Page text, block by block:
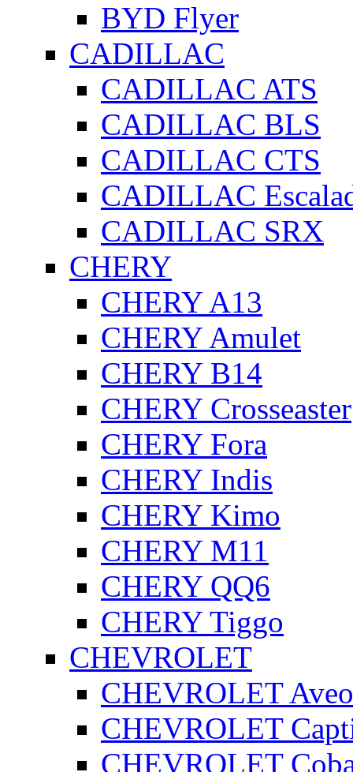
BYD Flyer
CADILLAC
CADILLAC ATS
CADILLAC BLS
CADILLAC CTS
CADILLAC
CADILLAC SRX
CHERY
CHERY A13
CHERY Amulet
CHERY B14
CHERY Crosseaster
CHERY Fora
CHERY Indis
CHERY Kimo
CHERY M11
CHERY QQ6
CHERY Tiggo
CHEVROLET
CHEVROLET Aveo
CHEVROLET
CHEVROLET